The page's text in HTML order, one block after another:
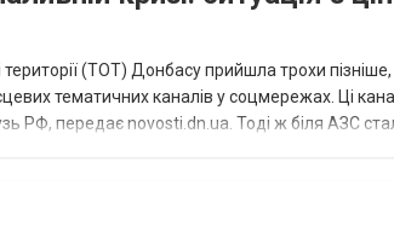
(ТОТ) Донбасу прийшла трохи
тематичних каналів у соцмережах. Ці
РФ, передає novosti.dn.ua. Тоді ж біля АЗС